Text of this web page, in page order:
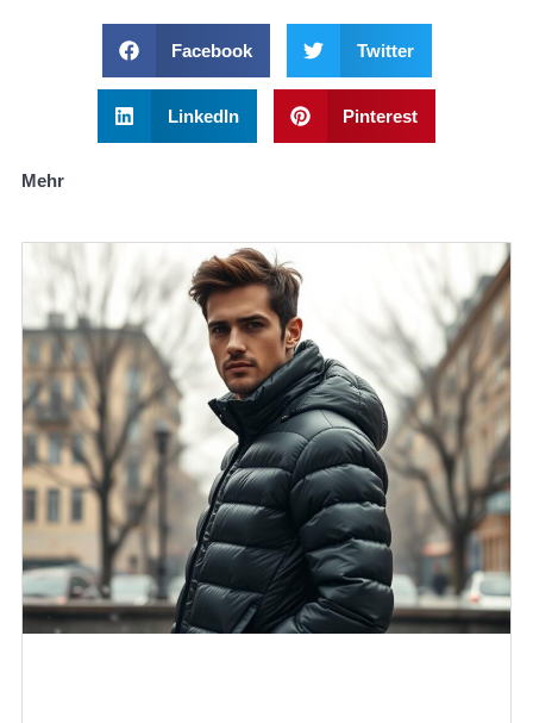
Facebook Twitter
LinkedIn Pinterest
Mehr